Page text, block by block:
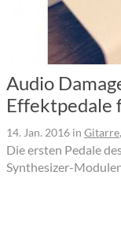
Audio
Effektpedale
14. Jan. 2016 in Gitarre,
Die ersten Pedale
Synthesizer-